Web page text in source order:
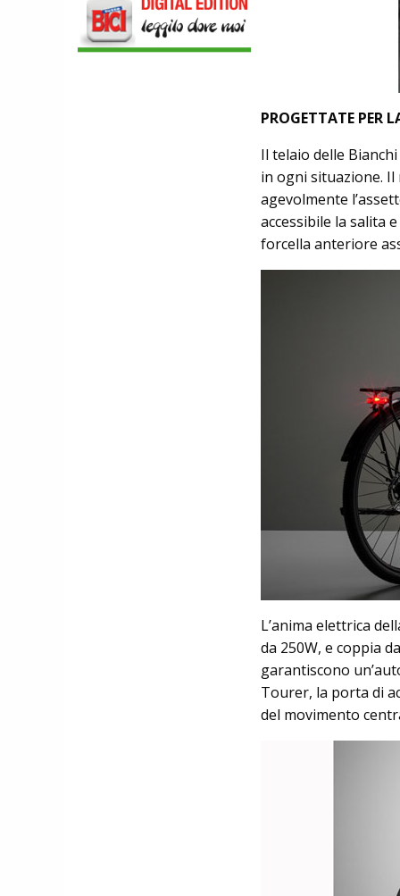
DMT. TADEJ POGACAR, LA MAGLIA
GIALLA E UNA SPECIAL EDITION DELLA
POGI'S SUPERLIGHT
PROGETTATE PER
Il telaio delle
in ogni situazione.
agevolmente
accessibile la salita
forcella anteriore
L’anima elettrica
da 250W, e coppia
garantiscono
Tourer, la porta di
del movimento